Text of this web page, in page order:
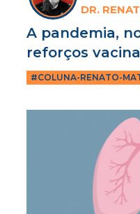
DR.
A pandemia,
reforços
#COLUNA-RENATO-